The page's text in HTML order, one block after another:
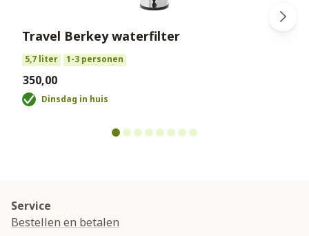
Travel Berkey waterfilter
5,7 liter 1-3 personen
€350,00
Dinsdag in huis
Service
Bestellen en betalen